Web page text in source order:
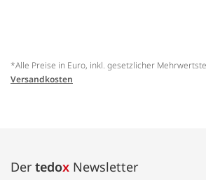
*Alle Preise in Euro, inkl. gesetzlicher
Versandkosten
Der tedox Newsletter